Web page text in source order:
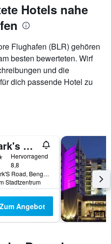
Hotels nahe
Flughafen (BLR) gehören
besten bewerteten. Wirf
und die
dich passende Hotel zu
St. Mark's Hotel
Hervorragend
8,8
4/1 St. Mark'S Road, Bengaluru, Indien
Stadtzentrum
Zum Angebot